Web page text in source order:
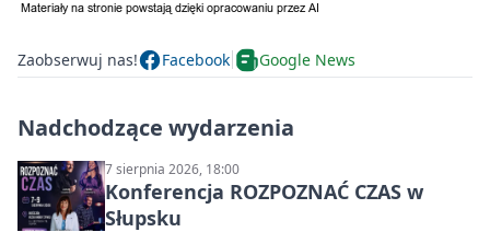
Zaobserwuj nas! Facebook Google News
Nadchodzące wydarzenia
7 sierpnia 2026, 18:00
Konferencja ROZPOZNAĆ CZAS w
Słupsku